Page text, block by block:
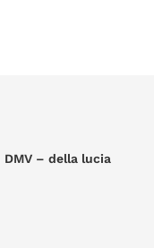
DMV – della lucia